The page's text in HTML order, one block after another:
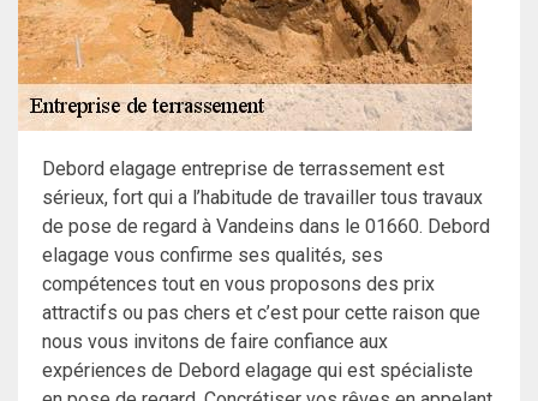
Debord elagage entreprise de terrassement est
sérieux, fort qui a l’habitude de travailler tous travaux
de pose de regard à Vandeins dans le 01660. Debord
elagage vous confirme ses qualités, ses
compétences tout en vous proposons des prix
attractifs ou pas chers et c’est pour cette raison que
nous vous invitons de faire confiance aux
expériences de Debord elagage qui est spécialiste